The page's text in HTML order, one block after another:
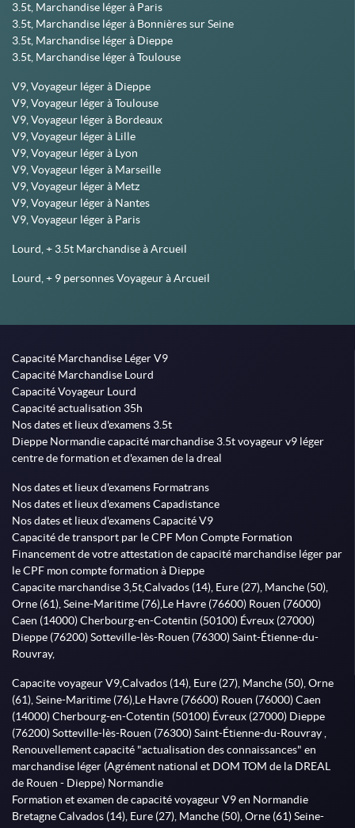
3.5t, Marchandise léger à Paris
3.5t, Marchandise léger à Bonnières sur Seine
3.5t, Marchandise léger à Dieppe
3.5t, Marchandise léger à Toulouse
V9, Voyageur léger à Dieppe
V9, Voyageur léger à Toulouse
V9, Voyageur léger à Bordeaux
V9, Voyageur léger à Lille
V9, Voyageur léger à Lyon
V9, Voyageur léger à Marseille
V9, Voyageur léger à Metz
V9, Voyageur léger à Nantes
V9, Voyageur léger à Paris
Lourd, + 3.5t Marchandise à Arcueil
Lourd, + 9 personnes Voyageur à Arcueil
Capacité Marchandise Léger V9
Capacité Marchandise Lourd
Capacité Voyageur Lourd
Capacité actualisation 35h
Nos dates et lieux d'examens 3.5t
Dieppe Normandie capacité marchandise 3.5t voyageur v9 léger
centre de formation et d'examen de la dreal
Nos dates et lieux d'examens Formatrans
Nos dates et lieux d'examens Capadistance
Nos dates et lieux d'examens Capacité V9
Capacité de transport par le CPF Mon Compte Formation
Financement de votre attestation de capacité marchandise léger par
le CPF mon compte formation à Dieppe
Capacite marchandise 3,5t,Calvados (14), Eure (27), Manche (50),
Orne (61), Seine-Maritime (76),Le Havre (76600) Rouen (76000)
Caen (14000) Cherbourg-en-Cotentin (50100) Évreux (27000)
Dieppe (76200) Sotteville-lès-Rouen (76300) Saint-Étienne-du-
Rouvray,
Capacite voyageur V9,Calvados (14), Eure (27), Manche (50), Orne
(61), Seine-Maritime (76),Le Havre (76600) Rouen (76000) Caen
(14000) Cherbourg-en-Cotentin (50100) Évreux (27000) Dieppe
(76200) Sotteville-lès-Rouen (76300) Saint-Étienne-du-Rouvray ,
Renouvellement capacité "actualisation des connaissances" en
marchandise léger (Agrément national et DOM TOM de la DREAL
de Rouen - Dieppe) Normandie
Formation et examen de capacité voyageur V9 en Normandie
Bretagne Calvados (14), Eure (27), Manche (50), Orne (61) Seine-